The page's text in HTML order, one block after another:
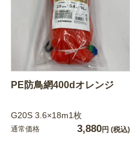
PE防鳥網400dオレンジ
G20S 3.6×18m1枚
通常価格 3,880円 (税込)